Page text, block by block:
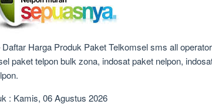
Daftar Harga Produk Paket Telkomsel sms all
paket telpon bulk zona, indosat paket nelpon,
: Kamis, 06 Agustus 2026